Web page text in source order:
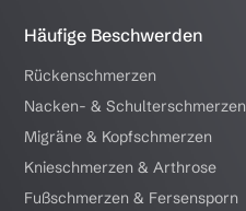
Häufige Beschwerden
Rückenschmerzen
Nacken- & Schulterschmerzen
Migräne & Kopfschmerzen
Knieschmerzen & Arthrose
Fußschmerzen & Fersensporn